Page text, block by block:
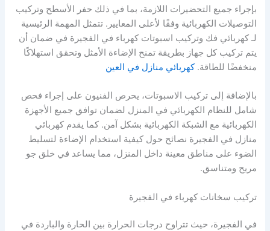
بإجراء جميع التحضيرات اللازمة، بما في ذلك حفر الأسطح وتركيب
التوصيلات الكهربائية وفقًا لأعلى المعايير. تتمثل المهمة الرئيسية
لـ كهربائي فك وتركيب اسبوتات كهرباء في الفجيرة في ضمان أن
يتم تركيب كل جهاز بطريقة تمنح الإضاءة الأمثل وتحقق استهلاكًا
منخفضًا للطاقة.كهربائي منازل في العين
بالإضافة إلى تركيب الاسبوتات، يحرص الفنيون على إجراء فحص
شامل للنظام الكهربائي في المنزل لضمان توافق جميع الأجهزة
الكهربائية مع الشبكة الكهربائية بشكل آمن. كما يقدم كهربائي
منازل في الفجيرة نصائح حول كيفية استخدام الإضاءة لتسليط
الضوء على مناطق معينة داخل المنزل، مما يساعد في خلق جو
مريح ومتناسق.
تركيب سخانات كهرباء في الفجيرة
في الفجيرة، حيث تتراوح درجات الحرارة بين الحارة والباردة في